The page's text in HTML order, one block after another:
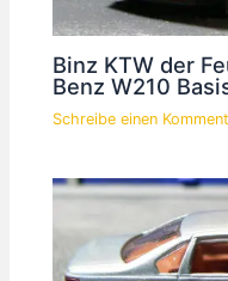
Binz KTW der
Benz W210
Schreibe einen